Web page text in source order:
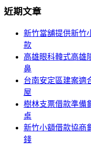
航
關
近期文章
新竹當舖提供新竹
款
高雄眼科韓式高雄
鼻
台南安定區建案適
屋
樹林支票借款準備
桌
新竹小額借款協商
錢